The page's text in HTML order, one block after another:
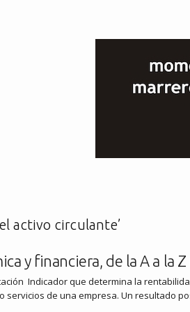
activo circulante’
y financiera, de la A a la Z
Indicador que determina la
servicios de una empresa. Un resultado